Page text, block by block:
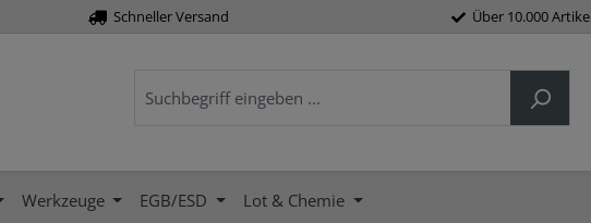
Schneller Versand Über 10.000 Artikel
Werkzeuge EGB/ESD Lot & Chemie